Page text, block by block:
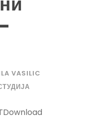
VASILIC